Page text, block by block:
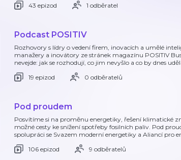
43 epizod
1 odběratel
Podcast POSITIV
Rozhovory s lídry o vedení firem, inovacích a umělé
manažery a inovátory ze stránek magazínu POSITIV
nevejde: jak se rozhodují, co jim nevyšlo a co by dnes
19 epizod
0 odběratelů
Pod proudem
Posvítíme si na proměnu energetiky, řešení klimatické
možné cesty ke snížení spotřeby fosilních paliv. Pod
spolupráci se Svazem moderní energetiky a Aliancí pro
106 epizod
9 odběratelů